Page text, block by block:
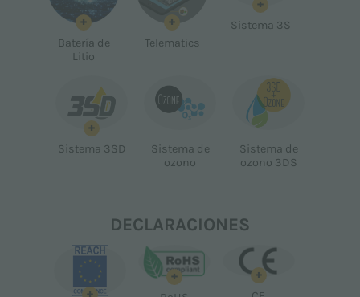
+
Batería de
Litio
+
Telematics
+
Sistema 3S
+
Sistema 3SD
Sistema de
ozono
Sistema de
ozono 3DS
DECLARACIONES
+
+
+